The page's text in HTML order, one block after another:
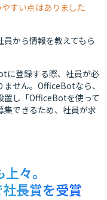
すい点はありました
から情報を教えてもら
に登録する際、社員が必
せん。OfficeBotなら、
置し「OfficeBotを使って
集できるため、社員が求
々。
長賞を受賞